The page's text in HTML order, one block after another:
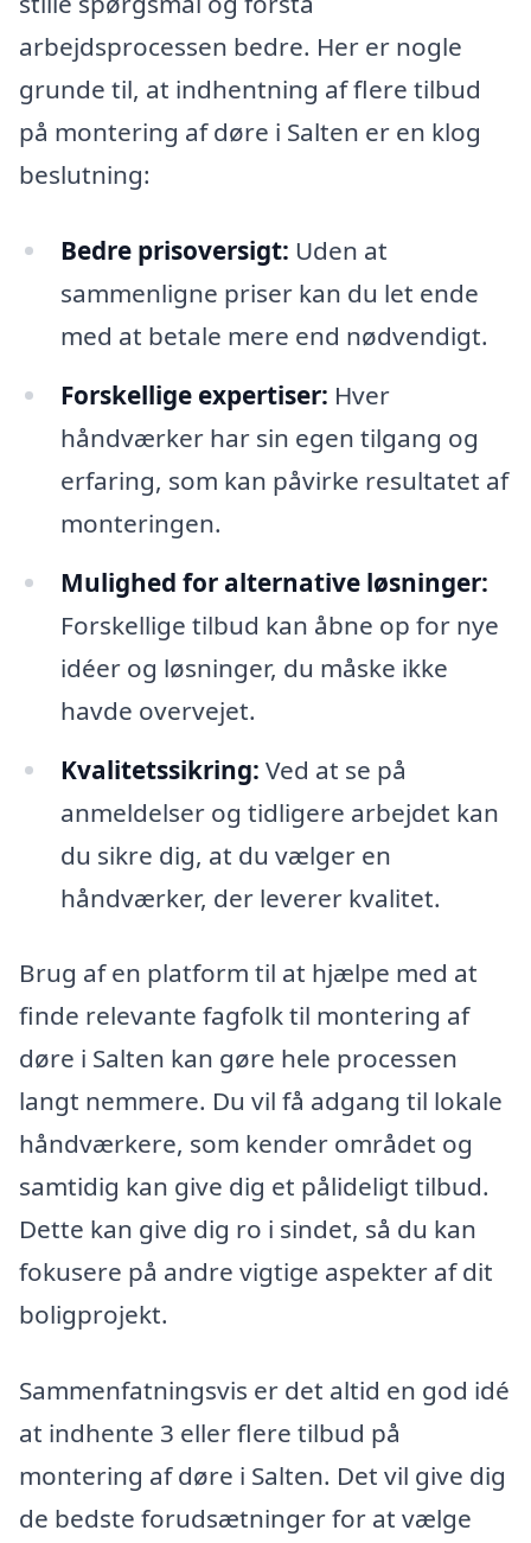
arbejdsprocessen bedre. Her er nogle
grunde til, at indhentning af flere tilbud
på montering af døre i Salten er en klog
beslutning:
Bedre prisoversigt: Uden at
sammenligne priser kan du let ende
med at betale mere end nødvendigt.
Forskellige expertiser: Hver
håndværker har sin egen tilgang og
erfaring, som kan påvirke resultatet af
monteringen.
Mulighed for alternative løsninger:
Forskellige tilbud kan åbne op for nye
idéer og løsninger, du måske ikke
havde overvejet.
Kvalitetssikring: Ved at se på
anmeldelser og tidligere arbejdet kan
du sikre dig, at du vælger en
håndværker, der leverer kvalitet.
Brug af en platform til at hjælpe med at
finde relevante fagfolk til montering af
døre i Salten kan gøre hele processen
langt nemmere. Du vil få adgang til lokale
håndværkere, som kender området og
samtidig kan give dig et pålideligt tilbud.
Dette kan give dig ro i sindet, så du kan
fokusere på andre vigtige aspekter af dit
boligprojekt.
Sammenfatningsvis er det altid en god idé
at indhente 3 eller flere tilbud på
montering af døre i Salten. Det vil give dig
de bedste forudsætninger for at vælge